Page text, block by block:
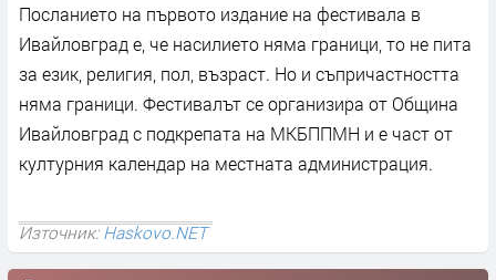
Посланието на първото издание на фестивала в
Ивайловград е, че насилието няма граници, то не пита
за език, религия, пол, възраст. Но и съпричастността
няма граници. Фестивалът се организира от Община
Ивайловград с подкрепата на МКБППМН и е част от
културния календар на местната администрация.
Източник:Haskovo.NET